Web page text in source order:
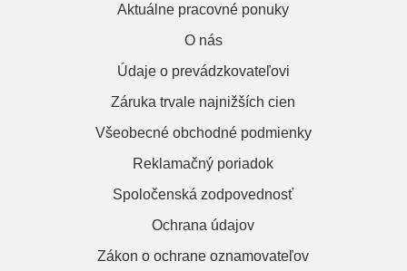
Aktuálne pracovné ponuky
O nás
Údaje o prevádzkovateľovi
Záruka trvale najnižších cien
Všeobecné obchodné podmienky
Reklamačný poriadok
Spoločenská zodpovednosť
Ochrana údajov
Zákon o ochrane oznamovateľov